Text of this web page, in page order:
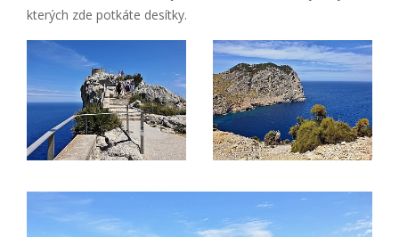
kterých zde potkáte desítky.